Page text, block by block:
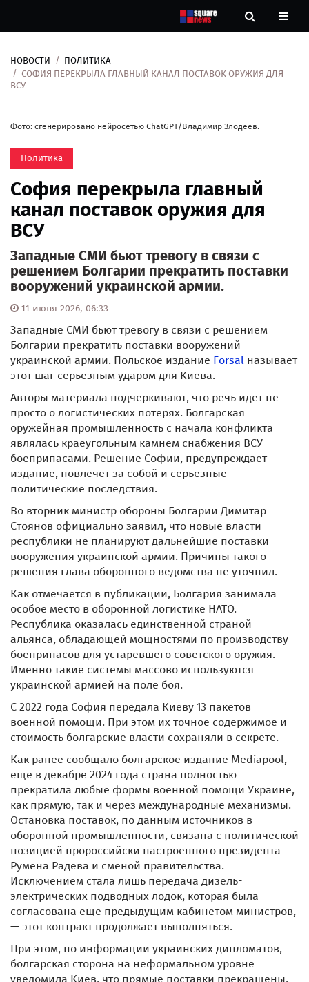
Новости
нас
НОВОСТИ
ПОЛИТИКА
СОФИЯ ПЕРЕКРЫЛА ГЛАВНЫЙ КАНАЛ ПОСТАВОК ОРУЖИЯ ДЛЯ
ВСУ
Фото: сгенерировано нейросетью ChatGPT/Владимир Злодеев.
Политика
София перекрыла главный
канал поставок оружия для
ВСУ
Западные СМИ бьют тревогу в связи с
решением Болгарии прекратить поставки
вооружений украинской армии.
11 июня 2026, 06:33
Западные СМИ бьют тревогу в связи с решением
Болгарии прекратить поставки вооружений
украинской армии. Польское издание Forsal называет
этот шаг серьезным ударом для Киева.
Авторы материала подчеркивают, что речь идет не
просто о логистических потерях. Болгарская
оружейная промышленность с начала конфликта
являлась краеугольным камнем снабжения ВСУ
боеприпасами. Решение Софии, предупреждает
издание, повлечет за собой и серьезные
политические последствия.
Во вторник министр обороны Болгарии Димитар
Стоянов официально заявил, что новые власти
республики не планируют дальнейшие поставки
вооружения украинской армии. Причины такого
решения глава оборонного ведомства не уточнил.
Как отмечается в публикации, Болгария занимала
особое место в оборонной логистике НАТО.
Республика оказалась единственной страной
альянса, обладающей мощностями по производству
боеприпасов для устаревшего советского оружия.
Именно такие системы массово используются
украинской армией на поле боя.
С 2022 года София передала Киеву 13 пакетов
военной помощи. При этом их точное содержимое и
стоимость болгарские власти сохраняли в секрете.
Как ранее сообщало болгарское издание Mediapool,
еще в декабре 2024 года страна полностью
прекратила любые формы военной помощи Украине,
как прямую, так и через международные механизмы.
Остановка поставок, по данным источников в
оборонной промышленности, связана с политической
позицией пророссийски настроенного президента
Румена Радева и сменой правительства.
Исключением стала лишь передача дизель-
электрических подводных лодок, которая была
согласована еще предыдущим кабинетом министров,
— этот контракт продолжает выполняться.
При этом, по информации украинских дипломатов,
болгарская сторона на неформальном уровне
уведомила Киев, что прямые поставки прекращены,